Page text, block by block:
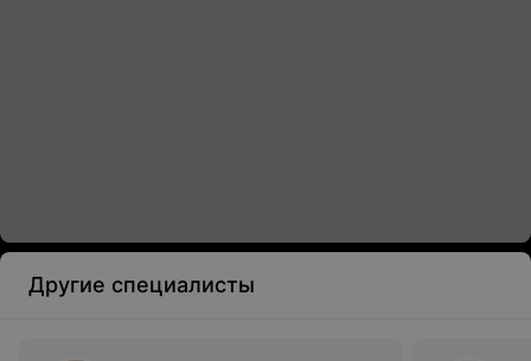
Другие специалисты